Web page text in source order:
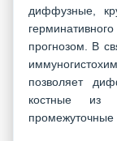
диффузные,
прогнозом. В
позволяет
костные из
промежуточные